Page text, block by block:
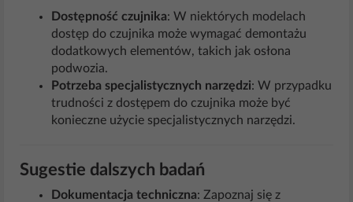
Dostępność czujnika: W niektórych modelach
dostęp do czujnika może wymagać demontażu
dodatkowych elementów, takich jak osłona
podwozia.
Potrzeba specjalistycznych narzędzi: W przypadku
trudności z dostępem do czujnika może być
konieczne użycie specjalistycznych narzędzi.
Sugestie dalszych badań
Dokumentacja techniczna: Zapoznaj się z